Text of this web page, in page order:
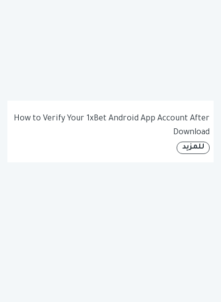
How to Verify Your 1xBet Android App Account After
Download
للمزيد